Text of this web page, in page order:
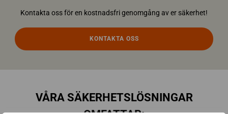
Kontakta oss för en kostnadsfri genomgång av er säkerhet!
KONTAKTA OSS
VÅRA SÄKERHETSLÖSNINGAR